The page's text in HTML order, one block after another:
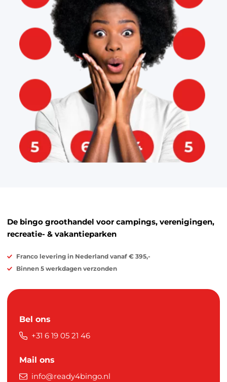
De bingo groothandel voor campings, verenigingen,
recreatie- & vakantieparken
Franco levering in Nederland vanaf € 395,-
Binnen 5 werkdagen verzonden
Bel ons
+31 6 19 05 21 46
Mail ons
info@ready4bingo.nl